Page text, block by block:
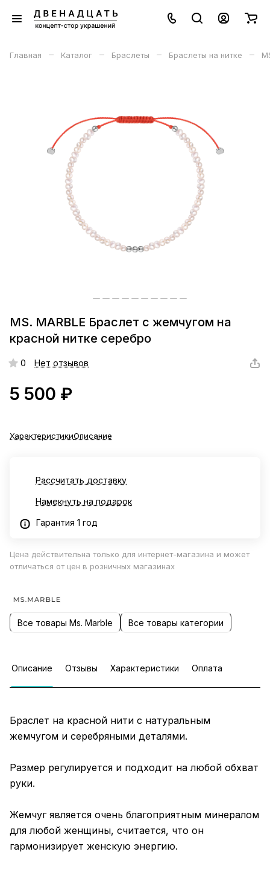
Главная – Каталог – Браслеты – Браслеты на нитке –
MS. MARBLE Браслет с жемчугом на
красной нитке серебро
0 Нет отзывов
5 500 ₽
ХарактеристикиОписание
Рассчитать доставку
Намекнуть на подарок
Гарантия 1 год
Цена действительна только для интернет-магазина и может
отличаться от цен в розничных магазинах
Все товары Ms. Marble Все товары категории
Описание Отзывы Характеристики Оплата
Браслет на красной нити с натуральным
жемчугом и серебряными деталями.
Размер регулируется и подходит на любой обхват
руки.
Жемчуг является очень благоприятным минералом
для любой женщины, считается, что он
гармонизирует женскую энергию.